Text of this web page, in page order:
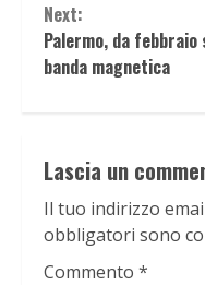
Next:
Palermo, da
banda magnetica
Lascia un
Il tuo indirizzo
obbligatori sono
Commento *